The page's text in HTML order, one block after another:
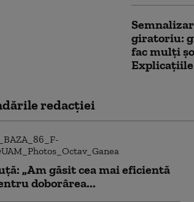
giratoriu:
fac mulți
redacţiei
„Am găsit cea mai eficientă
doborârea...